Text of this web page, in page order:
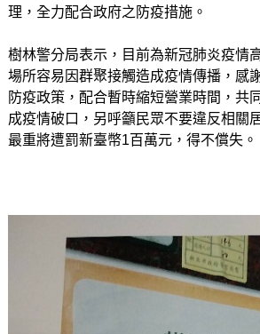
理，全力配合政府之防疫措施。
樹林警分局表示，目前為新冠肺炎疫情
場所容易因群聚接觸造成疫情傳播，感
防疫政策，配合暫時縮短營業時間，共
成疫情破口，另呼籲民眾不要違反相關
最重將遭罰新臺幣1百萬元，得不償失。